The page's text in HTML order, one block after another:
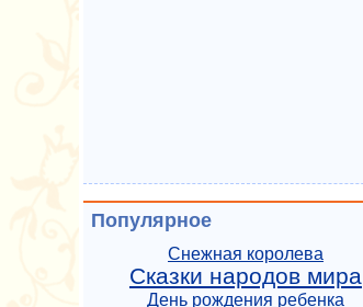
Популярное
Снежная королева
Сказки народов мира
День рождения ребенка